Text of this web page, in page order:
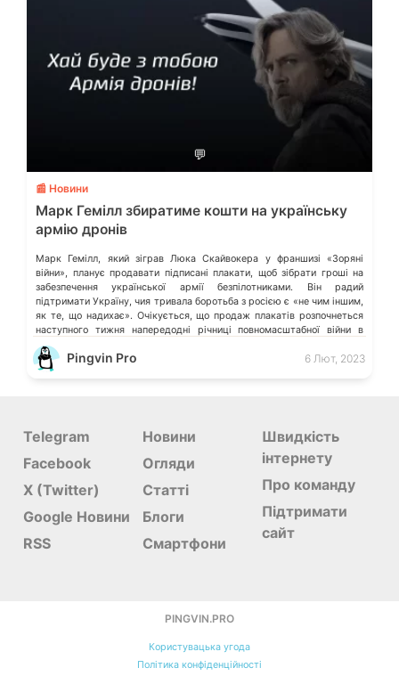
💬
📰 Новини
Марк Гемілл збиратиме кошти на українську
армію дронів
Марк Гемілл, який зіграв Люка Скайвокера у франшизі «Зоряні
війни», планує продавати підписані плакати, щоб зібрати гроші на
забезпечення української армії безпілотниками. Він радий
підтримати Україну, чия тривала боротьба з росією є «не чим іншим,
як те, що надихає». Очікується, що продаж плакатів розпочнеться
наступного тижня напередодні річниці повномасштабної війни в
Україні, 24 лютого. «Ми вирішили […]
Pingvin Pro 6 Лют, 2023
Telegram
Facebook
X (Twitter)
Google Новини
RSS
Новини
Огляди
Статті
Блоги
Смартфони
Швидкість
інтернету
Про команду
Підтримати
сайт
PINGVIN.PRO
Користувацька угода
Політика конфіденційності